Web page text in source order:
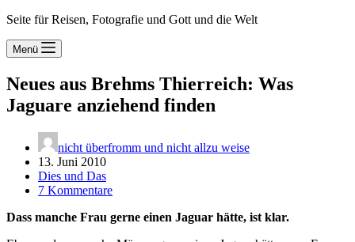
Seite für Reisen, Fotografie und Gott und die Welt
Menü
Neues aus Brehms Thierreich: Was
Jaguare anziehend finden
nicht überfromm und nicht allzu weise
13. Juni 2010
Dies und Das
7 Kommentare
Dass manche Frau gerne einen Jaguar hätte, ist klar.